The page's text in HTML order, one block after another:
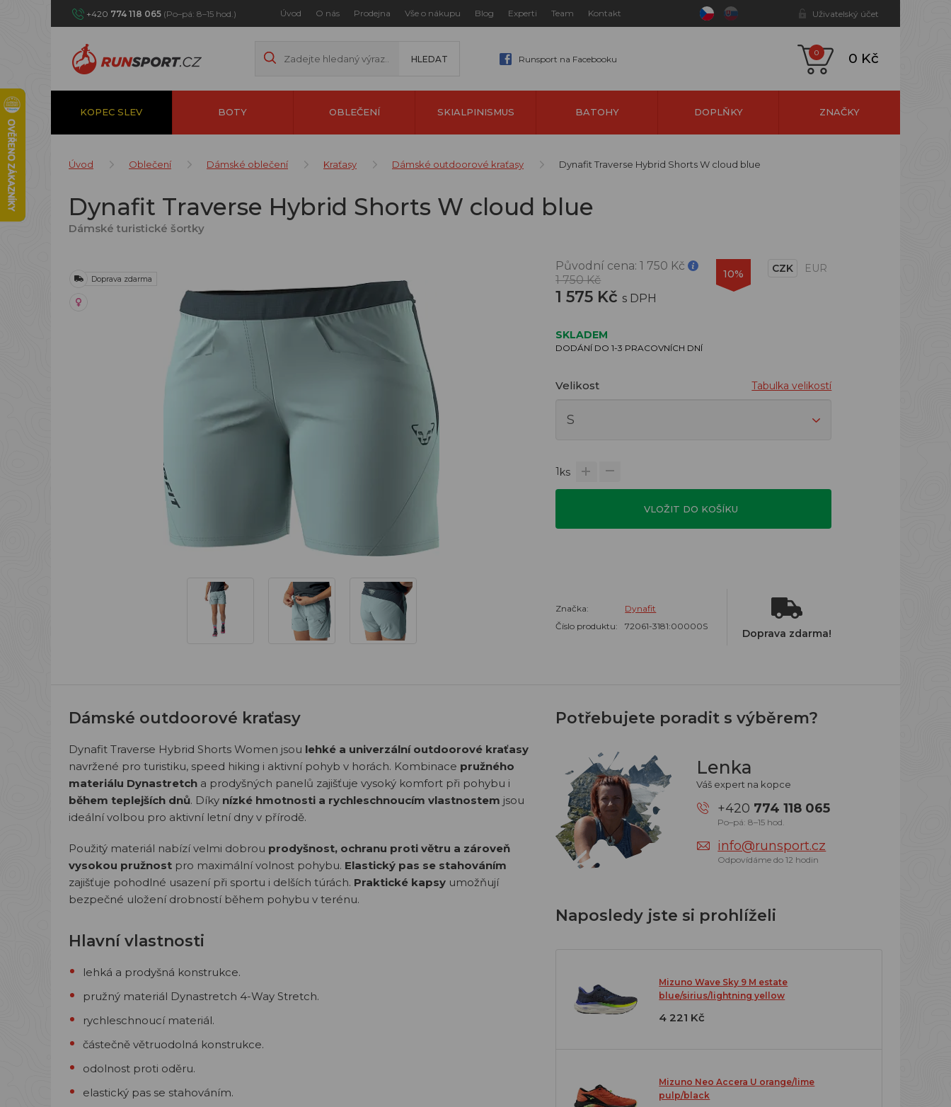
+420 774 118 065 (Po–pá: 8–15 hod.) Úvod O nás Prodejna Vše o nákupu Blog Experti Team Kontakt Uživatelský účet
Runsport na Facebooku
0 0 Kč
KOPEC SLEV BOTY OBLEČENÍ SKIALPINISMUS BATOHY DOPLŇKY ZNAČKY
Úvod Oblečení Dámské oblečení Kraťasy Dámské outdoorové kraťasy Dynafit Traverse Hybrid Shorts W cloud blue
Dynafit Traverse Hybrid Shorts W cloud blue
Dámské turistické šortky
Doprava zdarma
Původní cena:1 750 Kč
1 750 Kč
1 575 Kč s DPH
10% CZK EUR
SKLADEM
DODÁNÍ DO 1-3 PRACOVNÍCH DNÍ
Velikost Tabulka velikostí
1ks
VLOŽIT DO KOŠÍKU
Značka:
Dynafit
Číslo produktu:
72061-3181:00000S
Doprava zdarma!
Dámské outdoorové kraťasy
Dynafit Traverse Hybrid Shorts Women jsou lehké a univerzální outdoorové kraťasy
navržené pro turistiku, speed hiking i aktivní pohyb v horách. Kombinace pružného
materiálu Dynastretch a prodyšných panelů zajišťuje vysoký komfort při pohybu i
během teplejších dnů. Díky nízké hmotnosti a rychleschnoucím vlastnostem jsou
ideální volbou pro aktivní letní dny v přírodě.
Použitý materiál nabízí velmi dobrou prodyšnost, ochranu proti větru a zároveň
vysokou pružnost pro maximální volnost pohybu. Elastický pas se stahováním
zajišťuje pohodlné usazení při sportu i delších túrách. Praktické kapsy umožňují
bezpečné uložení drobností během pohybu v terénu.
Hlavní vlastnosti
lehká a prodyšná konstrukce.
pružný materiál Dynastretch 4-Way Stretch.
rychleschnoucí materiál.
částečně větruodolná konstrukce.
odolnost proti oděru.
elastický pas se stahováním.
Potřebujete poradit s výběrem?
Lenka
Váš expert na kopce
+420 774 118 065
Po–pá: 8–15 hod.
info@runsport.cz
Odpovídáme do 12 hodin
Naposledy jste si prohlíželi
Mizuno Wave Sky 9 M estate
blue/sirius/lightning yellow
4 221 Kč
Mizuno Neo Accera U orange/lime
pulp/black